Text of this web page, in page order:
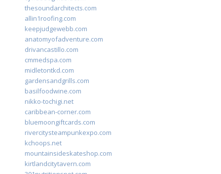
thesoundarchitects.com
allin1roofing.com
keepjudgewebb.com
anatomyofadventure.com
drivancastillo.com
cmmedspa.com
midletontkd.com
gardensandgrills.com
basilfoodwine.com
nikko-tochigi.net
caribbean-corner.com
bluemoongiftcards.com
rivercitysteampunkexpo.com
kchoops.net
mountainsideskateshop.com
kirtlandcitytavern.com